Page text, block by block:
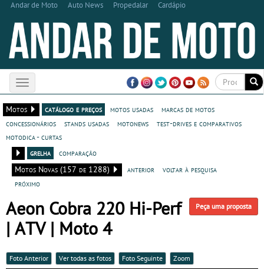
Andar de Moto Auto News Propedalar Cardápio
Toggle
navigation
Motos
catálogo e preços motos usadas
marcas de motos
concessionários
stands usadas motonews
test-drives e comparativos
motodica - curtas
grelha
comparação
Motos Novas (157 de 1288)
anterior
voltar à pesquisa
próximo
Peça uma proposta
Aeon Cobra 220 Hi-Perf
| ATV | Moto 4
Foto Anterior Ver todas as fotos Foto Seguinte Zoom